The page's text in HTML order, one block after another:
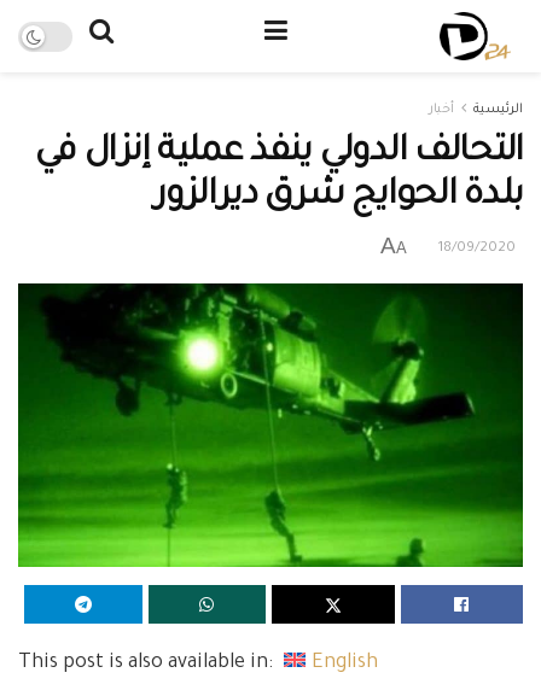
الرئيسية أخبار
التحالف الدولي ينفذ عملية إنزال في
بلدة الحوايج شرق ديرالزور
18/09/2020
A
A
This post is also available in: English